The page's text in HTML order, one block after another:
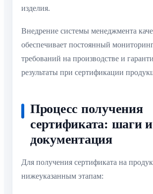
изделия.
Внедрение системы менеджмента
обеспечивает постоянный
требований на производстве и
результаты при сертификации
Процесс получения
сертификата: шаги и
документация
Для получения сертификата на
нижеуказанным этапам: